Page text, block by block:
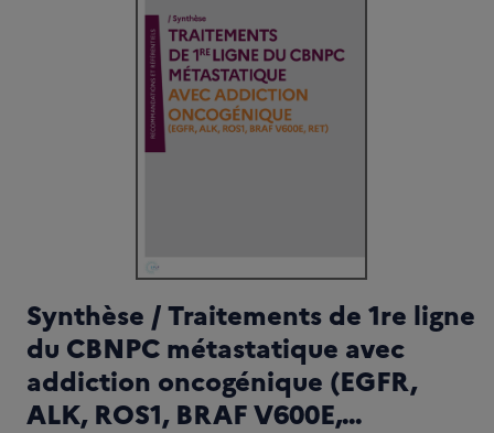
de 1re ligne du CBNPC métastatique avec addiction
Synthèse / Traitements de 1re ligne
du CBNPC métastatique avec
addiction oncogénique (EGFR,
ALK, ROS1, BRAF V600E,...